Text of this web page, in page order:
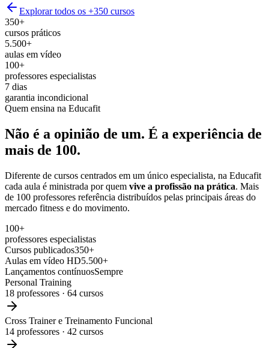
Explorar todos os +350 cursos
350+
cursos práticos
5.500+
aulas em vídeo
100+
professores especialistas
7 dias
garantia incondicional
Quem ensina na Educafit
Não é a opinião de um. É a experiência de
mais de 100.
Diferente de cursos centrados em um único especialista, na Educafit
cada aula é ministrada por quem vive a profissão na prática. Mais
de 100 professores referência distribuídos pelas principais áreas do
mercado fitness e do movimento.
100+
professores especialistas
Cursos publicados350+
Aulas em vídeo HD5.500+
Lançamentos contínuosSempre
Personal Training
18 professores · 64 cursos
Cross Trainer e Treinamento Funcional
14 professores · 42 cursos